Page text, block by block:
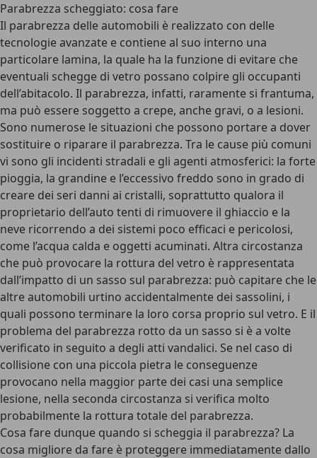
Parabrezza scheggiato: cosa fare
Il parabrezza delle automobili è realizzato con delle
tecnologie avanzate e contiene al suo interno una
particolare lamina, la quale ha la funzione di evitare che
eventuali schegge di vetro possano colpire gli occupanti
dell’abitacolo. Il parabrezza, infatti, raramente si frantuma,
ma può essere soggetto a crepe, anche gravi, o a lesioni.
Sono numerose le situazioni che possono portare a dover
sostituire o riparare il parabrezza. Tra le cause più comuni
vi sono gli incidenti stradali e gli agenti atmosferici: la forte
pioggia, la grandine e l’eccessivo freddo sono in grado di
creare dei seri danni ai cristalli, soprattutto qualora il
proprietario dell’auto tenti di rimuovere il ghiaccio e la
neve ricorrendo a dei sistemi poco efficaci e pericolosi,
come l’acqua calda e oggetti acuminati. Altra circostanza
che può provocare la rottura del vetro è rappresentata
dall’impatto di un sasso sul parabrezza: può capitare che le
altre automobili urtino accidentalmente dei sassolini, i
quali possono terminare la loro corsa proprio sul vetro. E il
problema del parabrezza rotto da un sasso si è a volte
verificato in seguito a degli atti vandalici. Se nel caso di
collisione con una piccola pietra le conseguenze
provocano nella maggior parte dei casi una semplice
lesione, nella seconda circostanza si verifica molto
probabilmente la rottura totale del parabrezza.
Cosa fare dunque quando si scheggia il parabrezza? La
cosa migliore da fare è proteggere immediatamente dallo